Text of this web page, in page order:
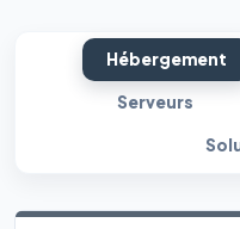
Hébergement
Serveurs